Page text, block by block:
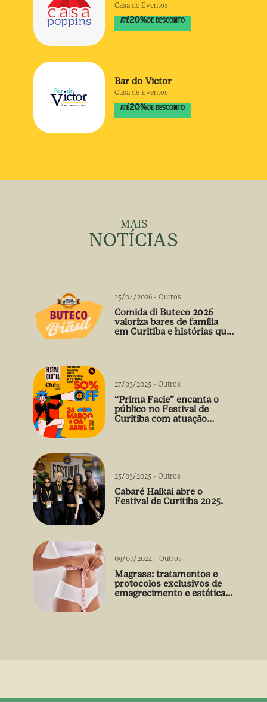
Casa de Eventos
ATÉ20% DE DESCONTO
Bar do Victor
Casa de Eventos
ATÉ20% DE DESCONTO
MAIS
NOTÍCIAS
25/04/2026 - Outros
Comida di Buteco 2026
valoriza bares de família
em Curitiba e histórias que
27/03/2025 - Outros
“Prima Facie” encanta o
público no Festival de
Curitiba com atuação
25/03/2025 - Outros
Cabaré Haikai abre o
Festival de Curitiba 2025.
09/07/2024 - Outros
Magrass: tratamentos e
protocolos exclusivos de
emagrecimento e estética